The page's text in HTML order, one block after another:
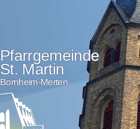
Pfarrgemeinde
St. Martin
Bornheim-Merten